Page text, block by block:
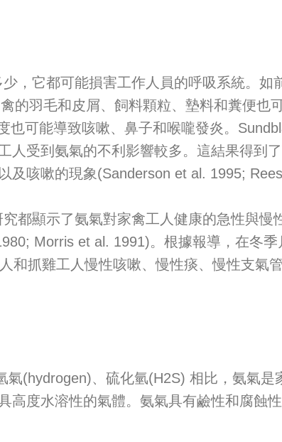
它都可能損害工作人員的呼吸系統。如
羽毛和皮屑、飼料顆粒、墊料和糞便也
可能導致咳嗽、鼻子和喉嚨發炎。
受到氨氣的不利影響較多。這結果得到
咳嗽的現象(Sanderson et al. 1995; Rees
顯示了氨氣對家禽工人健康的急性與慢
Morris et al. 1991)。根據報導，在冬
和抓雞工人慢性咳嗽、慢性痰、慢性支氣
、硫化氫(H2S) 相比，氨氣是
度水溶性的氣體。氨氣具有鹼性和腐蝕